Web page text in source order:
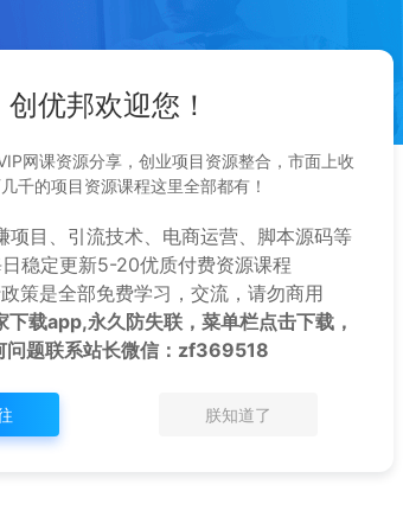
说到，信息就是卖点，有了卖点就能赚钱。互
3.0不断的迭代。你要做的就是，整合资源，
。
和学习怎么引流。有空乘舟再开一篇告诉大家
点赞 (
创优邦欢迎您！
网课资源分享，创业项目资源整合，市面上收
千的项目资源课程这里全部都有！
项目、引流技术、电商运营、脚本源码等
稳定更新5-20优质付费资源课程
策是全部免费学习，交流，请勿商用
下载app,永久防失联，菜单栏点击下载，
问题联系站长微信：zf369518
朕知道了